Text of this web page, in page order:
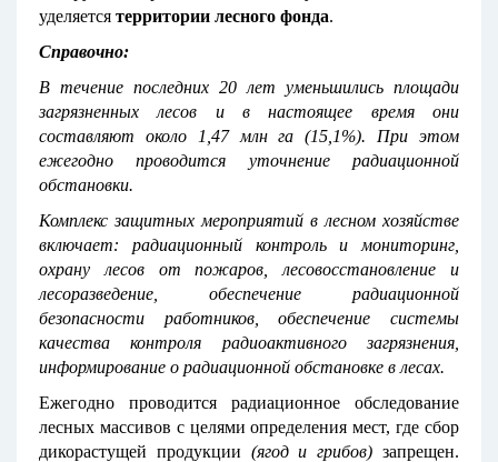
уделяется территории лесного фонда.
Справочно:
В течение последних 20 лет уменьшились площади
загрязненных лесов и в настоящее время они
составляют около 1,47 млн га (15,1%). При этом
ежегодно проводится уточнение радиационной
обстановки.
Комплекс защитных мероприятий в лесном хозяйстве
включает: радиационный контроль и мониторинг,
охрану лесов от пожаров, лесовосстановление и
лесоразведение, обеспечение радиационной
безопасности работников, обеспечение системы
качества контроля радиоактивного загрязнения,
информирование о радиационной обстановке в лесах.
Ежегодно проводится радиационное обследование
лесных массивов с целями определения мест, где сбор
дикорастущей продукции (ягод и грибов)запрещен.